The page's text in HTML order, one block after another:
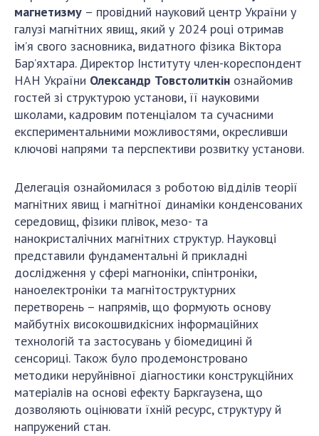
Державний бюджет НАН України
Вибори до складу НАН України
Бланки документів
НОВИНИ
ЗАСІДАННЯ ПРЕЗИДІЇ НАН УКРАЇНИ
НАУКОВІ ВИДАННЯ
АКАДЕМІЯ КОМЕНТУЄ
КОНТАКТИ
ПРОФСПІЛКА НАН УКРАЇНИ
КАБІНЕТ
магнетизму – провідний науковий центр України у
галузі магнітних явищ, який у 2024 році отримав
ім’я свого засновника, видатного фізика Віктора
Бар’яхтара. Директор Інституту член-кореспондент
НАН України Олександр Товстолиткін ознайомив
гостей зі структурою установи, її науковими
школами, кадровим потенціалом та сучасними
експериментальними можливостями, окресливши
ключові напрями та перспективи розвитку установи.
Делегація ознайомилася з роботою відділів теорії
магнітних явищ і магнітної динаміки конденсованих
середовищ, фізики плівок, мезо- та
нанокристалічних магнітних структур. Науковці
представили фундаментальні й прикладні
дослідження у сфері магноніки, спінтроніки,
наноелектроніки та магнітоструктурних
перетворень – напрямів, що формують основу
майбутніх високошвидкісних інформаційних
технологій та застосувань у біомедицині й
сенсориці. Також було продемонстровано
методики неруйнівної діагностики конструкційних
матеріалів на основі ефекту Баркгаузена, що
дозволяють оцінювати їхній ресурс, структуру й
напружений стан.